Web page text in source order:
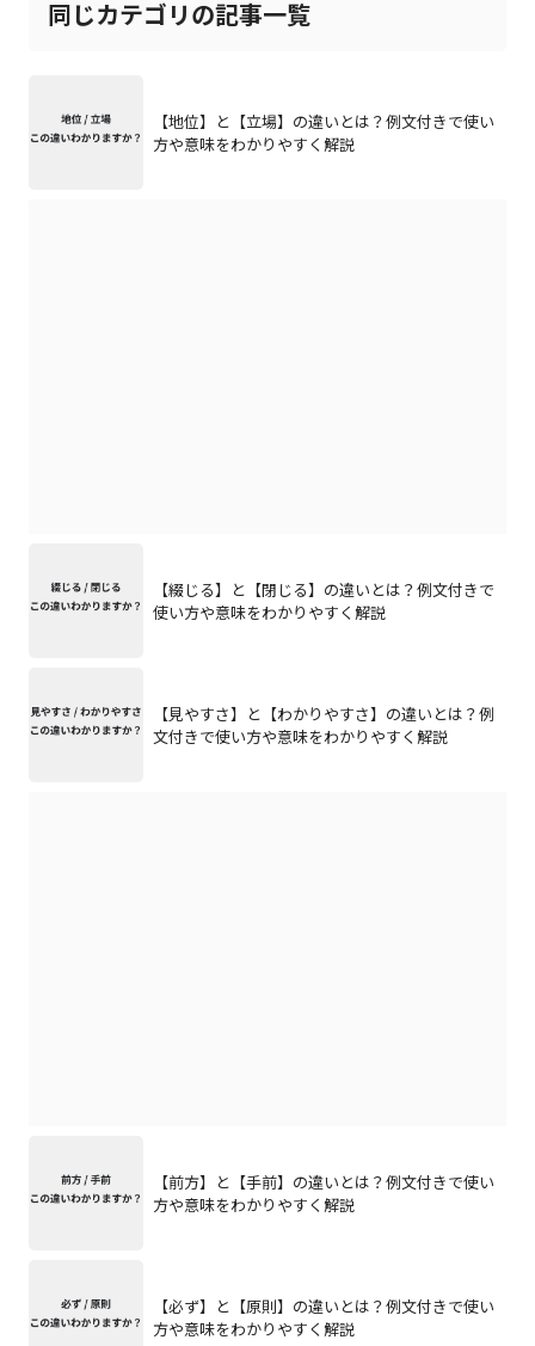
同じカテゴリの記事一覧
【地位】と【立場】の違いとは？例文付きで使い
方や意味をわかりやすく解説
【綴じる】と【閉じる】の違いとは？例文付きで
使い方や意味をわかりやすく解説
【見やすさ】と【わかりやすさ】の違いとは？例
文付きで使い方や意味をわかりやすく解説
【前方】と【手前】の違いとは？例文付きで使い
方や意味をわかりやすく解説
【必ず】と【原則】の違いとは？例文付きで使い
方や意味をわかりやすく解説